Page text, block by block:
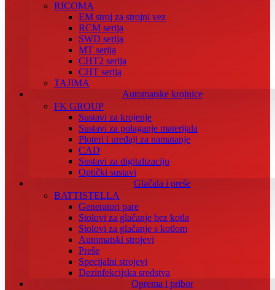
RICOMA
EM stroj za strojni vez
RCM serija
SWD serija
MT serija
CHT2 serija
CHT serija
TAJIMA
Automatske krojnice
FK GROUP
Sustavi za krojenje
Sustavi za polaganje materijala
Ploteri i uređaji za namatanje
CAD
Sustavi za digitalizaciju
Optički sustavi
Glačala i preše
BATTISTELLA
Generatori pare
Stolovi za glačanje bez kotla
Stolovi za glačanje s kotlom
Automatski strojevi
Preše
Specijalni strojevi
Dezinfekcijska sredstva
Oprema i pribor